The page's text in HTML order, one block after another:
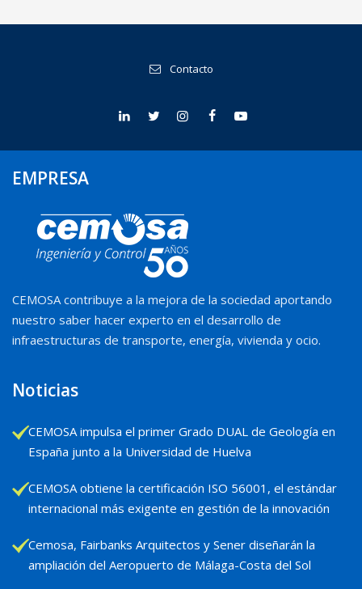
Contacto
EMPRESA
CEMOSA contribuye a la mejora de la sociedad aportando
nuestro saber hacer experto en el desarrollo de
infraestructuras de transporte, energía, vivienda y ocio.
Noticias
CEMOSA impulsa el primer Grado DUAL de Geología en
España junto a la Universidad de Huelva
CEMOSA obtiene la certificación ISO 56001, el estándar
internacional más exigente en gestión de la innovación
Cemosa, Fairbanks Arquitectos y Sener diseñarán la
ampliación del Aeropuerto de Málaga-Costa del Sol